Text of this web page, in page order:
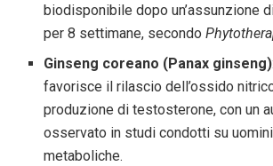
biodisponibile dopo un’assunzione
per 8 settimane, secondo
Ginseng coreano (Panax ginseng)
favorisce il rilascio dell’ossido
produzione di testosterone, con un
osservato in studi condotti su
metaboliche.